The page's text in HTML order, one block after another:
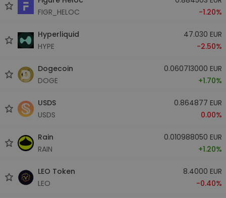
FIGR_HELOC
-1.20%
Hyperliquid
HYPE
47.030 EUR
-2.50%
Dogecoin
DOGE
0.060713000 EUR
+1.70%
USDS
USDS
0.864877 EUR
0.00%
Rain
RAIN
0.010988050 EUR
+1.20%
LEO Token
LEO
8.4000 EUR
-0.40%